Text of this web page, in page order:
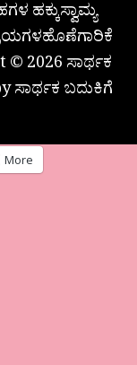
ಹಕ್ಕುಸ್ವಾಮ್ಯ
2026 ಸಾರ್ಥಕ
ಸಾರ್ಥಕ ಬದುಕಿಗೆ
More